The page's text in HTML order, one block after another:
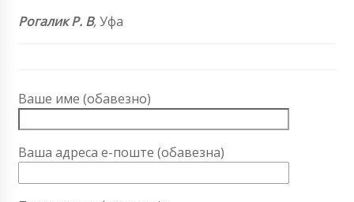
Рогалик Р. В,Уфа
Ваше име (обавезно)
Ваша адреса е-поште (обавезна)